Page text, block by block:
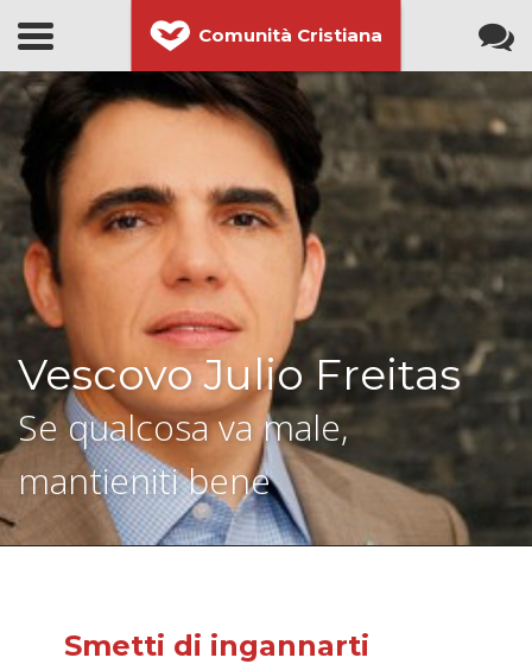
Comunità Cristiana
Vescovo Julio Freitas
Se qualcosa va male,
mantieniti bene
Smetti di ingannarti